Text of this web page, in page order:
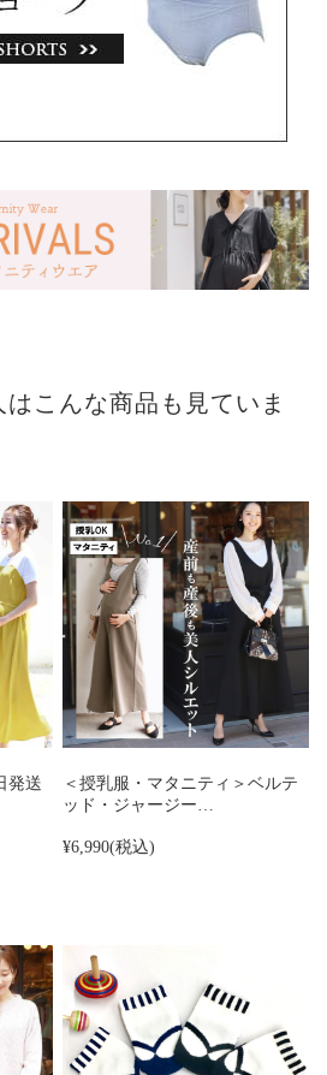
こんな商品も見ていま
発送
＜授乳服・マタニティ＞ベルテ
ッド・ジャージー…
¥6,990(税込)